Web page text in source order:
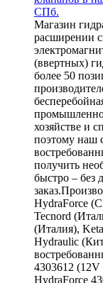
СПб.
Магазин
расширении
(ввертных)
более 50
хозяйстве и
поэтому наш
получить
быстро – без
HydraForce
Tecnord
(Италия),
Hydraulic
4303612
HydraForce